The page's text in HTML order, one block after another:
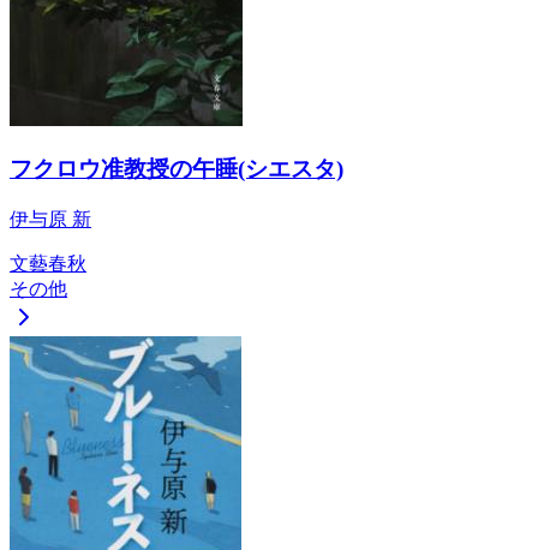
フクロウ准教授の午睡(シエスタ)
伊与原 新
文藝春秋
その他